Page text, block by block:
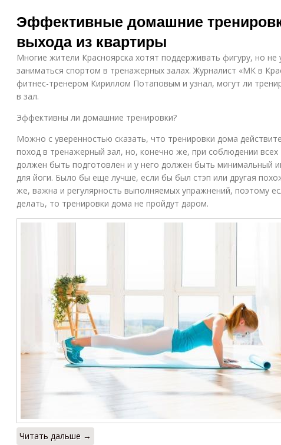
Эффективные домашние
выхода из квартиры
Многие жители Красноярска хотят поддерживать фигуру, но не
заниматься спортом в тренажерных залах. Журналист «МК в
фитнес-тренером Кириллом Потаповым и узнал, могут ли
в зал.
Эффективны ли домашние тренировки?
Можно с уверенностью сказать, что тренировки дома
поход в тренажерный зал, но, конечно же, при соблюдении всех
должен быть подготовлен и у него должен быть минимальный
для йоги. Было бы еще лучше, если бы был стэп или другая
же, важна и регулярность выполняемых упражнений, поэтому
делать, то тренировки дома не пройдут даром.
Читать дальше →